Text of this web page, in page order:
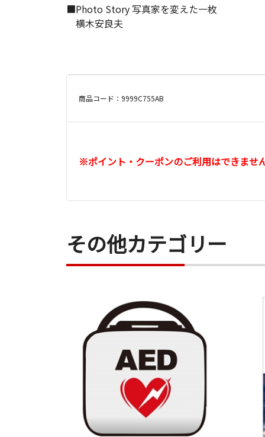
■Photo Story 写真家を変えた一枚
横木安良夫
商品コード：9999C755AB
※ポイント・クーポンのご利用はできませ
その他カテゴリー